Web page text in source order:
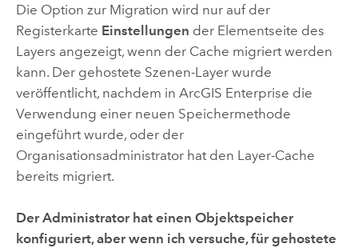
Die Option zur Migration wird nur auf der
Registerkarte Einstellungen der Elementseite des
Layers angezeigt, wenn der Cache migriert werden
kann. Der gehostete Szenen-Layer wurde
veröffentlicht, nachdem in ArcGIS Enterprise die
Verwendung einer neuen Speichermethode
eingeführt wurde, oder der
Organisationsadministrator hat den Layer-Cache
bereits migriert.
Der Administrator hat einen Objektspeicher
konfiguriert, aber wenn ich versuche, für gehostete